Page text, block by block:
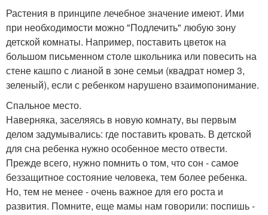
Растения в принципе лечебное значение имеют. Ими
при необходимости можно "Подлечить" любую зону
детской комнаты. Например, поставить цветок на
большом письменном столе школьника или повесить на
стене кашпо с лианой в зоне семьи (квадрат номер 3,
зеленый), если с ребенком нарушено взаимопонимание.
Спальное место.
Наверняка, заселяясь в новую комнату, вы первым
делом задумывались: где поставить кровать. В детской
для сна ребенка нужно особенное место отвести.
Прежде всего, нужно помнить о том, что сон - самое
беззащитное состояние человека, тем более ребенка.
Но, тем не менее - очень важное для его роста и
развития. Помните, еще мамы нам говорили: поспишь -